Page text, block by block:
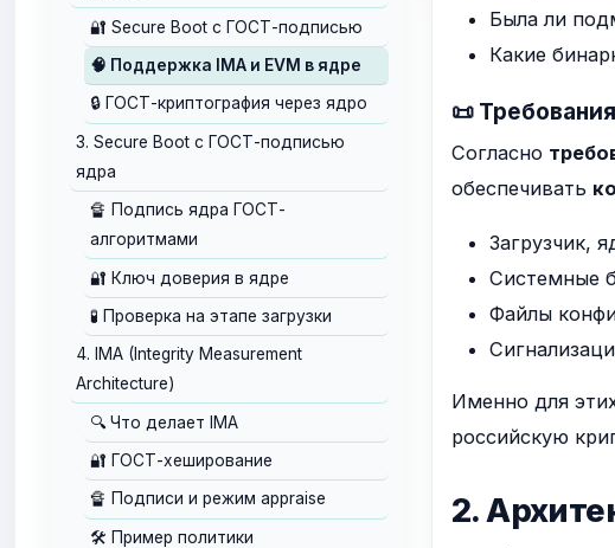
🔐 Secure Boot с ГОСТ-подписью
🧠 Поддержка IMA и EVM в ядре
🔒 ГОСТ-криптография через ядро
3. Secure Boot с ГОСТ-подписью
ядра
🔏 Подпись ядра ГОСТ-
алгоритмами
🔐 Ключ доверия в ядре
🧪 Проверка на этапе загрузки
4. IMA (Integrity Measurement
Architecture)
🔍 Что делает IMA
🔐 ГОСТ-хеширование
🔏 Подписи и режим appraise
🛠️ Пример политики
Была ли
Какие
📜
Согласно
обеспечивать
Загрузчик,
Системные
Файлы
Именно для
российскую
2.